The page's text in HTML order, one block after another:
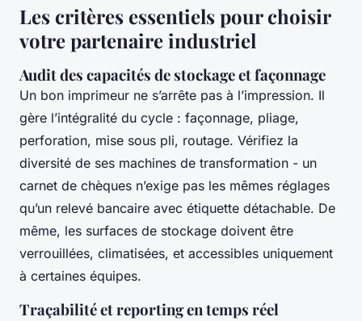
Les critères essentiels pour choisir
votre partenaire industriel
Audit des capacités de stockage et façonnage
Un bon imprimeur ne s’arrête pas à l’impression. Il
gère l’intégralité du cycle : façonnage, pliage,
perforation, mise sous pli, routage. Vérifiez la
diversité de ses machines de transformation - un
carnet de chèques n’exige pas les mêmes réglages
qu’un relevé bancaire avec étiquette détachable. De
même, les surfaces de stockage doivent être
verrouillées, climatisées, et accessibles uniquement
à certaines équipes.
Traçabilité et reporting en temps réel